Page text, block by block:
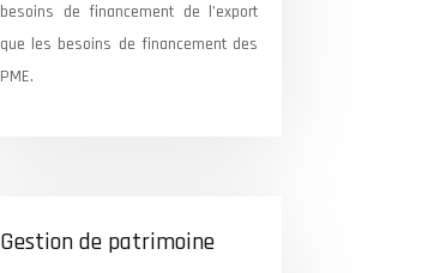
besoins de financement de l’export
que les besoins de financement des
PME.
Gestion de patrimoine